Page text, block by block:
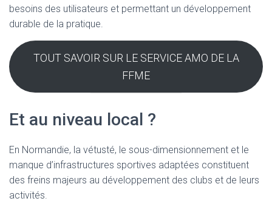
besoins des utilisateurs et permettant un développement
durable de la pratique.
TOUT SAVOIR SUR LE SERVICE AMO DE LA
FFME
Et au niveau local ?
En Normandie, la vétusté, le sous-dimensionnement et le
manque d’infrastructures sportives adaptées constituent
des freins majeurs au développement des clubs et de leurs
activités.